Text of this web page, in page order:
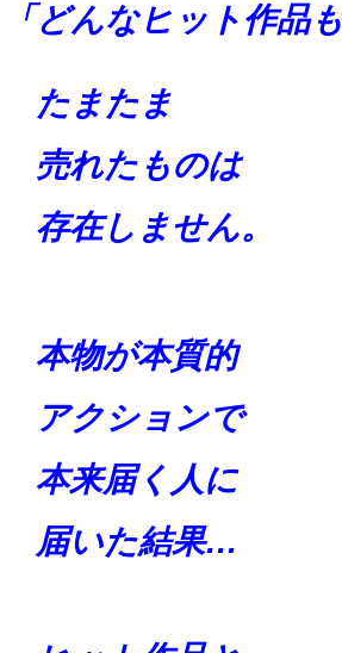
「どんなヒット作品も
たまたま
売れたものは
存在しません。
本物が本質的
アクションで
本来届く人に
届いた結果…